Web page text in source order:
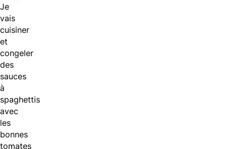
Je
vais
cuisiner
et
congeler
des
sauces
à
spaghettis
avec
les
bonnes
tomates